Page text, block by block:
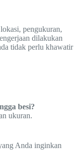
pengukuran,
dilakukan
tidak perlu khawatir
besi?
ukuran.
Anda inginkan